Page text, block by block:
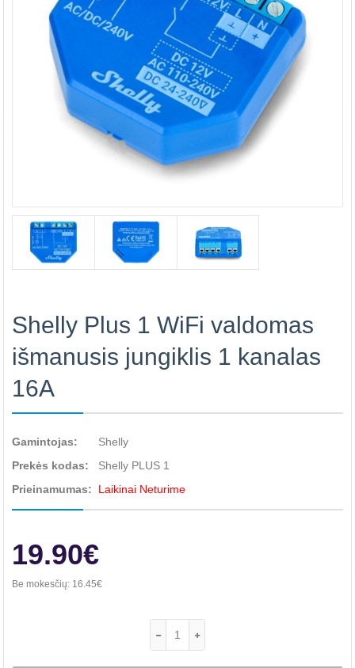
Shelly Plus 1 WiFi valdomas
išmanusis jungiklis 1 kanalas
16A
Gamintojas:
Shelly
Prekės kodas:
Shelly PLUS 1
Prieinamumas:
Laikinai Neturime
19.90€
Be mokesčių: 16.45€